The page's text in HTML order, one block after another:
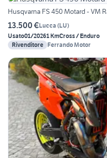
Husqvarna FS 450 Motard - VM
13.500 €Lucca (LU)
Usato01/20261 KmCross / Enduro
Rivenditore Ferrando Motor